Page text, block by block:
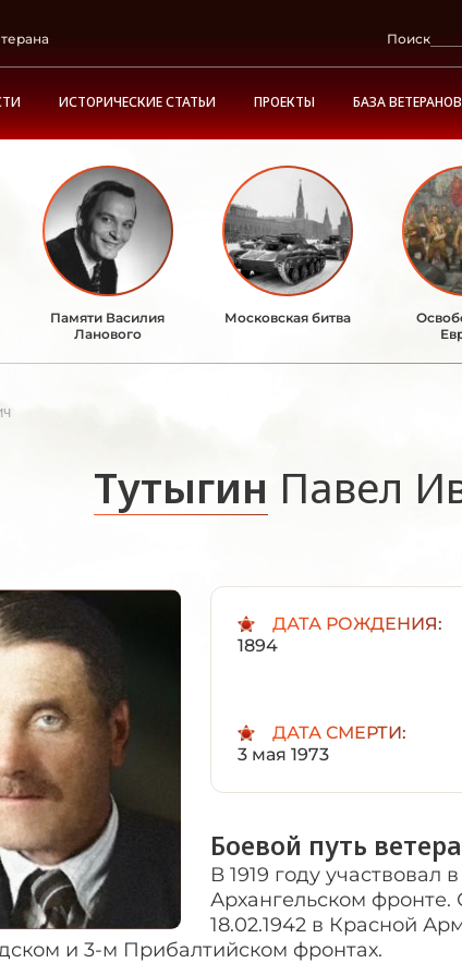
Поиск
ИСТОРИЧЕСКИЕ СТАТЬИ ПРОЕКТЫ БАЗА ВЕТЕРАНОВ
Памяти Василия
Ланового
Московская битва
Тутыгин Павел
ДАТА РОЖДЕНИЯ:
1894
ДАТА СМЕРТИ:
3 мая 1973
Боевой путь
В 1919 году участвовал
Архангельском фронте.
18.02.1942 в Красной
и 3-м Прибалтийском фронтах.